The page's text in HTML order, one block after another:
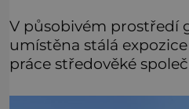
V působivém prostředí
umístěna stálá
práce středověké